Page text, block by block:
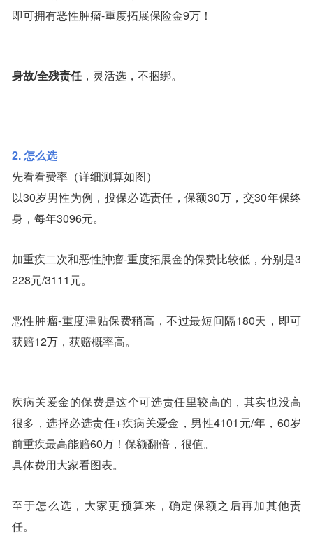
即可拥有恶性肿瘤-重度拓展保险金9万！
身故/全残责任，灵活选，不捆绑。
2. 怎么选
先看看费率（详细测算如图）
以30岁男性为例，投保必选责任，保额30万，交30年保终
身，每年3096元。
加重疾二次和恶性肿瘤-重度拓展金的保费比较低，分别是3
228元/3111元。
恶性肿瘤-重度津贴保费稍高，不过最短间隔180天，即可
获赔12万，获赔概率高。
疾病关爱金的保费是这个可选责任里较高的，其实也没高
很多，选择必选责任+疾病关爱金，男性4101元/年，60岁
前重疾最高能赔60万！保额翻倍，很值。
具体费用大家看图表。
至于怎么选，大家更预算来，确定保额之后再加其他责
任。